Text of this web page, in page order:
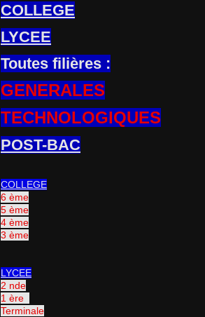
COLLEGE
LYCEE
Toutes filières :
GENERALES
TECHNOLOGIQUES
POST-BAC
COLLEGE
6 ème
5 ème
4 ème
3 ème
LYCEE
2 nde
1 ère
Terminale